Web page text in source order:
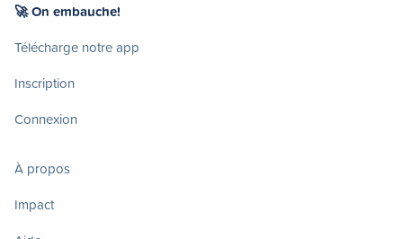
🚀 On embauche!
Télécharge notre app
Inscription
Connexion
À propos
Impact